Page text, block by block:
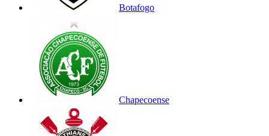
Botafogo
Chapecoense